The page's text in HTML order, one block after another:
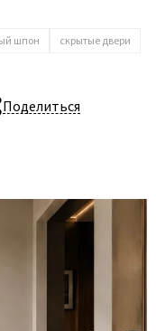
шпон
скрытые двери
Поделиться